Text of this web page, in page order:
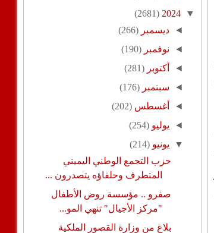
▼
2024
(2681)
◄ديسمبر(266)
◄ نوفمبر(190)
◄
أكتوبر(281)
◄ سبتمبر(176)
◄
أغسطس(202)
◄ يوليو(254)
▼ يونيو(214)
حزب التجمع الوطني اليميني
المتطرف وحلفاؤه يتصدرون ...
صفرو .. مؤسسة روض الأطفال
"مركز الأجيال" تنهي المو...
بلاغ من وزارة القصور الملكية